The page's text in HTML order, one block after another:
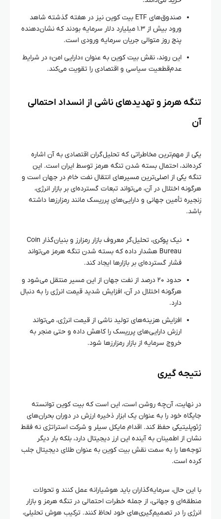
صندوق‌های ETF بیت کوین نیز در هفته گذشته شاهد
ورود بیش از ۱.۳ میلیارد دلار سرمایه بودند که نشان‌دهنده
پنج روز متوالی جریان سرمایه ورودی است.
این روند، نقش بیت کوین به عنوان «دارایی امن» در شرایط
عدم‌قطعیت سیاسی و اقتصادی را تقویت می‌کند.
تنگه هرمز و تهدیدهای ناشی از انسداد احتمالی
آن
یکی از مهم‌ترین مخاطراتی که تحلیل‌گران اقتصادی به آن اشاره
کرده‌اند، احتمال بسته شدن تنگه هرمز توسط ایران است. این
تنگه یکی از اصلی‌ترین مسیرهای انتقال نفت خام در جهان است و
هرگونه اختلال در آن، می‌تواند تبعات گسترده‌ای بر بازار انرژی،
زنجیره تأمین جهانی و دارایی‌های پرریسک مانند رمزارزها داشته
باشد.
نیک پوکری، تحلیل‌گر معروف بازار رمزارز و بنیان‌گذار Coin
Bureau هشدار داده که بسته شدن تنگه هرمز می‌تواند
فشار گسترده‌ای بر بازارها ایجاد کند.
حدود ۲۰ درصد از نفت جهان از این مسیر منتقل می‌شود و
هرگونه اختلال در آن، افزایش شدید قیمت انرژی را به دنبال
دارد.
افزایش هزینه‌های تولید ناشی از قیمت انرژی، می‌تواند
ارزش دارایی‌های پرریسک را کاهش داده و حتی منجر به
خروج سرمایه از بازار رمزارزها شود.
نتیجه‌ گیری
در نهایت، آن‌چه روشن است، این است که بیت کوین توانسته
جایگاه خود را به عنوان یک ابزار ذخیره ارزش در دوران بحران‌های
ژئوپلیتیکی حفظ کند. اقدام مایکل سیلر و شرکت استراتژی نه فقط
نشان از اطمینان به آینده این ارز دیجیتال دارد، بلکه بار دیگر
توجه‌ها را به سمت نقش بیت کوین به عنوان طلای دیجیتال جلب
کرده است.
با این حال، سرمایه‌گذاران باید هوشیارانه عمل کنند و تحولات
منطقه‌ای و جهانی، از جمله خطرات احتمالی در تنگه هرمز و بازار
انرژی را در تصمیم‌گیری‌های خود لحاظ کنند. ترکیب هوش تحلیلی،